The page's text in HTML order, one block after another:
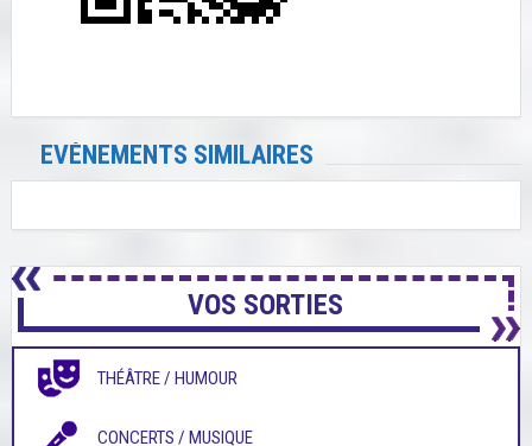
EVÉNEMENTS SIMILAIRES
VOS SORTIES
THÉÂTRE / HUMOUR
CONCERTS / MUSIQUE